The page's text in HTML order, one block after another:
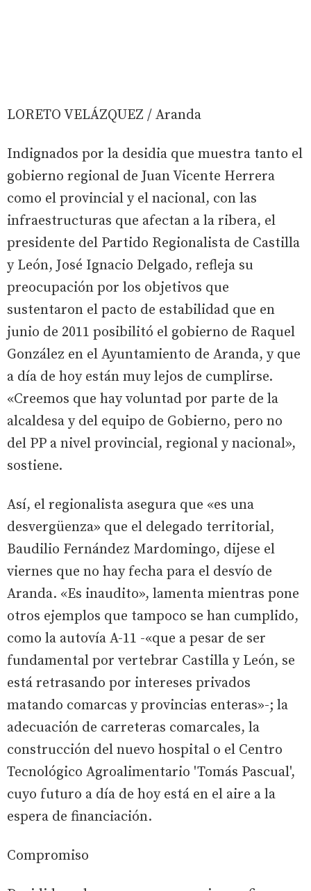
LORETO VELÁZQUEZ / Aranda
Indignados por la desidia que muestra tanto el
gobierno regional de Juan Vicente Herrera
como el provincial y el nacional, con las
infraestructuras que afectan a la ribera, el
presidente del Partido Regionalista de Castilla
y León, José Ignacio Delgado, refleja su
preocupación por los objetivos que
sustentaron el pacto de estabilidad que en
junio de 2011 posibilitó el gobierno de Raquel
González en el Ayuntamiento de Aranda, y que
a día de hoy están muy lejos de cumplirse.
«Creemos que hay voluntad por parte de la
alcaldesa y del equipo de Gobierno, pero no
del PP a nivel provincial, regional y nacional»,
sostiene.
Así, el regionalista asegura que «es una
desvergüenza» que el delegado territorial,
Baudilio Fernández Mardomingo, dijese el
viernes que no hay fecha para el desvío de
Aranda. «Es inaudito», lamenta mientras pone
otros ejemplos que tampoco se han cumplido,
como la autovía A-11 -«que a pesar de ser
fundamental por vertebrar Castilla y León, se
está retrasando por intereses privados
matando comarcas y provincias enteras»-; la
adecuación de carreteras comarcales, la
construcción del nuevo hospital o el Centro
Tecnológico Agroalimentario 'Tomás Pascual',
cuyo futuro a día de hoy está en el aire a la
espera de financiación.
Compromiso